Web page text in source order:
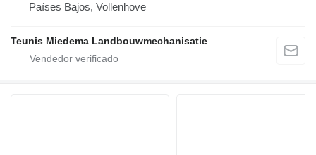
Países Bajos, Vollenhove
Teunis Miedema Landbouwmechanisatie